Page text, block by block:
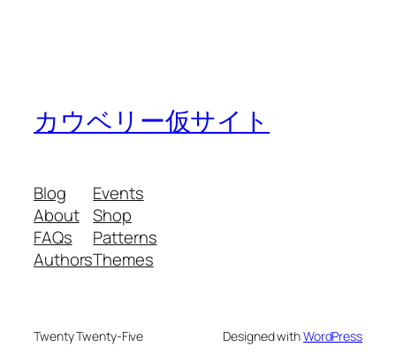
カウベリー仮サイト
Blog
About
FAQs
Authors
Events
Shop
Patterns
Themes
Twenty Twenty-Five Designed withWordPress